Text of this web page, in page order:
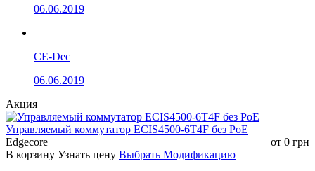
06.06.2019
CE-Dec
06.06.2019
Акция
Управляемый коммутатор ECIS4500-6T4F без РоЕ
Edgecore
от 0 грн
В корзину Узнать цену Выбрать Модификацию